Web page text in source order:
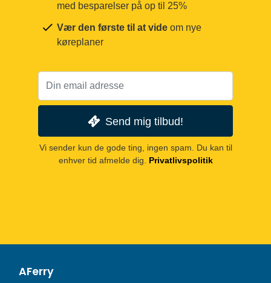
med besparelser på op til 25%
Vær den første til at vide om nye
køreplaner
Send mig tilbud!
Vi sender kun de gode ting, ingen spam. Du kan til
enhver tid afmelde dig.
Privatlivspolitik
AFerry